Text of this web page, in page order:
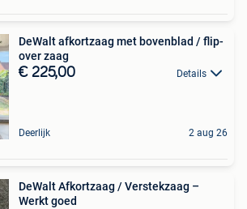
DeWalt afkortzaag met bovenblad / flip-
over zaag
€ 225,00 Details
Deerlijk 2 aug 26
DeWalt Afkortzaag / Verstekzaag –
Werkt goed